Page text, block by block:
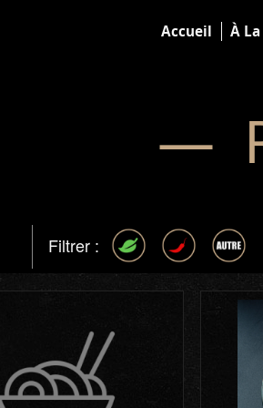
Accueil À
—
Filtrer :